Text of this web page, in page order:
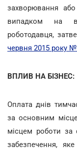
захворювання
випадком на
роботодавця,
червня 2015 року
ВПЛИВ НА БІЗНЕС:
Оплата днів
за основним
місцем роботи за
забезпечення,